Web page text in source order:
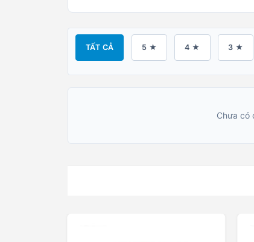
TẤT CẢ 5 ★ 4 ★ 3 ★
Chưa có